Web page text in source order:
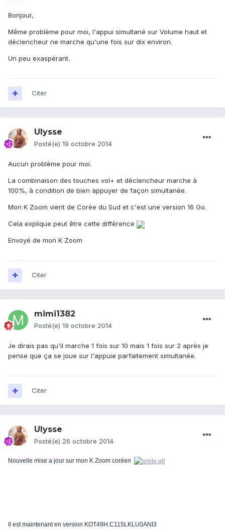
Bonjour,
Même problème pour moi, l'appui simultané sur Volume haut et
déclencheur ne marche qu'une fois sur dix environ.
Un peu exaspérant.
Citer
Ulysse
Posté(e) 19 octobre 2014
Aucun problème pour moi.
La combinaison des touches vol+ et déclencheur marche à
100%, à condition de bien appuyer de façon simultanée.
Mon K Zoom vient de Corée du Sud et c'est une version 16 Go.
Cela explique peut être cette différence
Envoyé de mon K Zoom
Citer
mimi1382
Posté(e) 19 octobre 2014
Je dirais pas qu'il marche 1 fois sur 10 mais 1 fois sur 2 après je
pense que ça se joue sur l'appuie parfaitement simultanée.
Citer
Ulysse
Posté(e) 26 octobre 2014
Nouvelle mise a jour sur mon K Zoom coréen
Il est maintenant en version KOT49H.C115LKLU0ANI3